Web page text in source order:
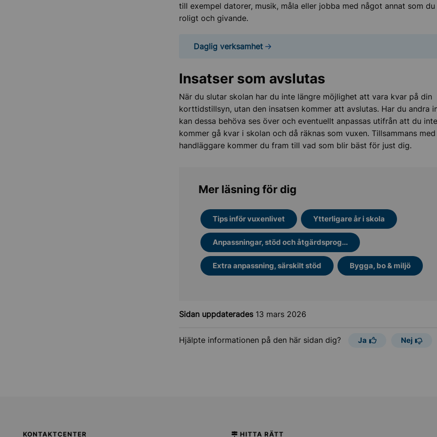
till exempel datorer, musik, måla eller jobba med något annat som
roligt och givande.
Daglig verksamhet
Insatser som avslutas
När du slutar skolan har du inte längre möjlighet att vara kvar på din
korttidstillsyn, utan den insatsen kommer att avslutas. Har du andra
kan dessa behöva ses över och eventuellt anpassas utifrån att du
kommer gå kvar i skolan och då räknas som vuxen. Tillsammans
handläggare kommer du fram till vad som blir bäst för just dig.
Mer läsning för dig
Tips inför vuxenlivet Ytterligare år i skola
Anpassningar, stöd och åtgärdsprog...
Extra anpassning, särskilt stöd Bygga, bo & miljö
Sidan uppdaterades 13 mars 2026
Hjälpte informationen på den här sidan dig? Ja Nej
KONTAKTCENTER HITTA RÄTT